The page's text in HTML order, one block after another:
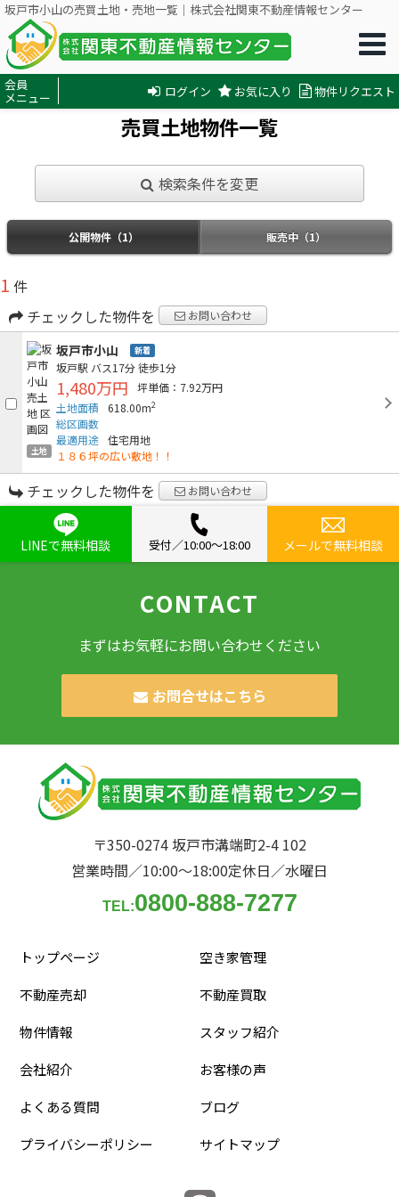
坂戸市小山の売買土地・売地一覧｜株式会社関東不動産情報センター
会員
メニュー ログイン お気に入り 物件リクエスト
売買土地物件一覧
検索条件を変更
公開物件（1） 販売中（1）
1 件
チェックした物件を
お問い合わせ
土地
坂戸市小山 新着
坂戸駅 バス17分徒歩1分
1,480万円
坪単価：7.92万円
土地面積
618.00m2
総区画数
最適用途 住宅用地
１８６坪の広い敷地！！
チェックした物件を お問い合わせ
LINEで無料相談 受付／10:00〜18:00 メールで無料相談
CONTACT
まずはお気軽にお問い合わせください
お問合せはこちら
〒350-0274 坂戸市溝端町2-4 102
営業時間／10:00〜18:00定休日／水曜日
TEL:0800-888-7277
トップページ
空き家管理
不動産売却
不動産買取
物件情報
スタッフ紹介
会社紹介
お客様の声
よくある質問
ブログ
プライバシーポリシー
サイトマップ